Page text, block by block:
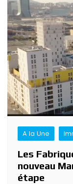
A la Une
Les
nouveau
étape